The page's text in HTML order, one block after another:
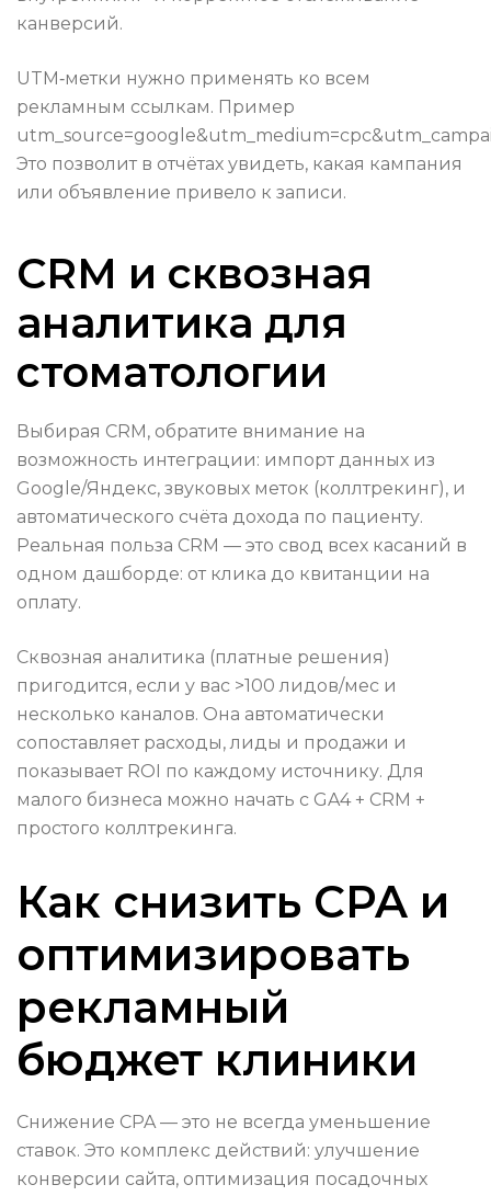
канверсий.
UTM‑метки нужно применять ко всем
рекламным ссылкам. Пример
Это позволит в отчётах увидеть, какая кампания
или объявление привело к записи.
CRM и сквозная
аналитика для
стоматологии
Выбирая CRM, обратите внимание на
возможность интеграции: импорт данных из
Google/Яндекс, звуковых меток (коллтрекинг), и
автоматического счёта дохода по пациенту.
Реальная польза CRM — это свод всех касаний в
одном дашборде: от клика до квитанции на
оплату.
Сквозная аналитика (платные решения)
пригодится, если у вас >100 лидов/мес и
несколько каналов. Она автоматически
сопоставляет расходы, лиды и продажи и
показывает ROI по каждому источнику. Для
малого бизнеса можно начать с GA4 + CRM +
простого коллтрекинга.
Как снизить CPA и
оптимизировать
рекламный
бюджет клиники
Снижение CPA — это не всегда уменьшение
ставок. Это комплекс действий: улучшение
конверсии сайта, оптимизация посадочных